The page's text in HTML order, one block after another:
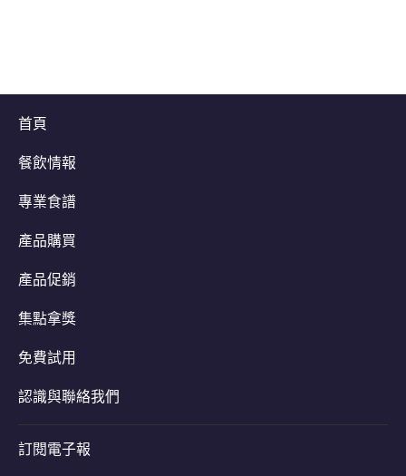
首頁
餐飲情報
專業食譜
產品購買
產品促銷
集點拿獎
免費試用
認識與聯絡我們
訂閱電子報